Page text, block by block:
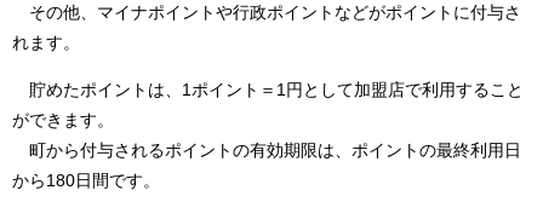
その他、マイナポイントや行政ポイントなどがポイントに付与さ
れます。
貯めたポイントは、1ポイント＝1円として加盟店で利用すること
ができます。
町から付与されるポイントの有効期限は、ポイントの最終利用日
から180日間です。